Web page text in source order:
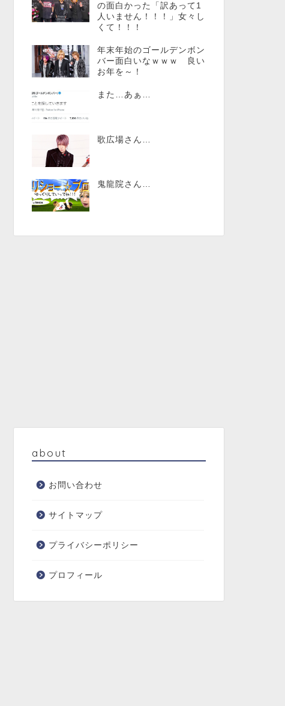
の面白かった「訳あって1
人いません！！！」女々し
くて！！！
年末年始のゴールデンボン
バー面白いなｗｗｗ 良い
お年を～！
また…あぁ…
歌広場さん…
鬼龍院さん…
about
お問い合わせ
サイトマップ
プライバシーポリシー
プロフィール